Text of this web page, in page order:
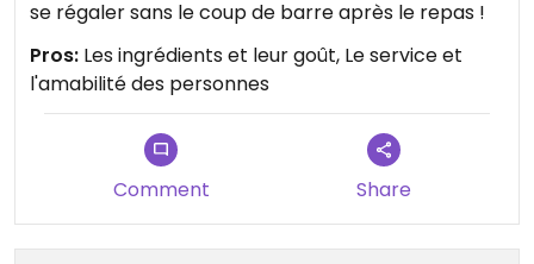
se régaler sans le coup de barre après le repas !
Pros: Les ingrédients et leur goût, Le service et
l'amabilité des personnes
Comment Share